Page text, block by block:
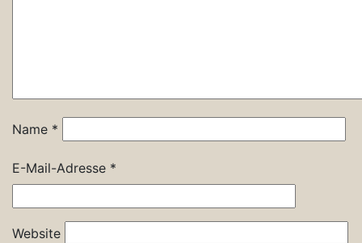
Name *
E-Mail-Adresse *
Website